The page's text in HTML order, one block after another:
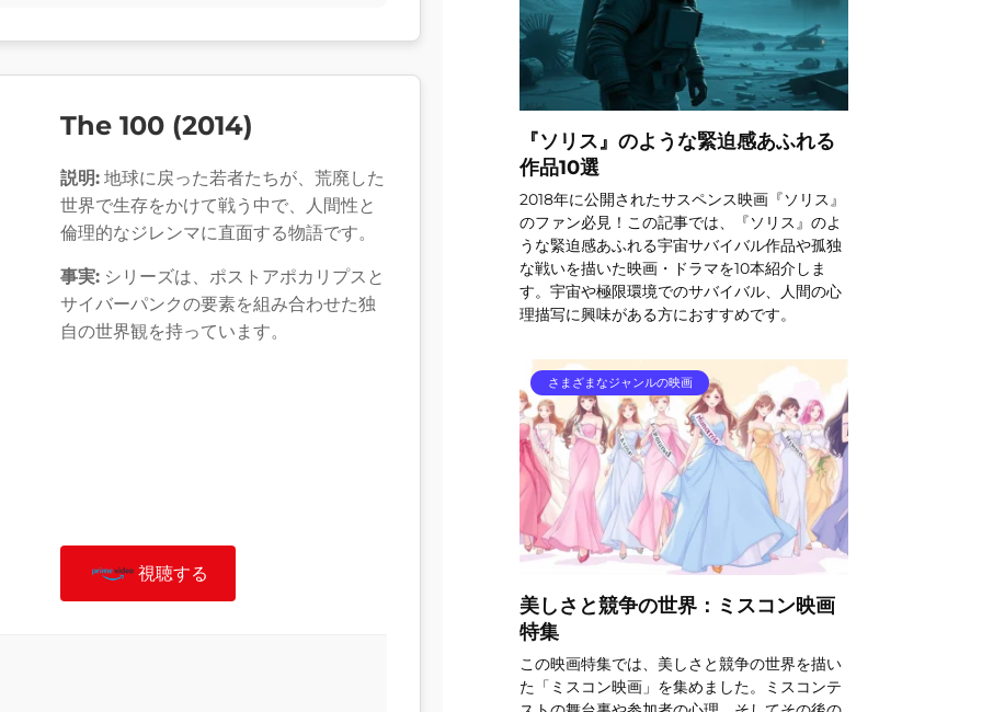
The 100 (2014)
説明: 地球に戻った若者たちが、荒廃した
世界で生存をかけて戦う中で、人間性と
倫理的なジレンマに直面する物語です。
事実: シリーズは、ポストアポカリプスと
サイバーパンクの要素を組み合わせた独
自の世界観を持っています。
視聴する
『ソリス』のような緊迫感あふれる
作品10選
2018年に公開されたサスペンス映画『ソリス』
のファン必見！この記事では、『ソリス』のよ
うな緊迫感あふれる宇宙サバイバル作品や孤独
な戦いを描いた映画・ドラマを10本紹介しま
す。宇宙や極限環境でのサバイバル、人間の心
理描写に興味がある方におすすめです。
さまざまなジャンルの映画
美しさと競争の世界：ミスコン映画
特集
この映画特集では、美しさと競争の世界を描い
た「ミスコン映画」を集めました。ミスコンテ